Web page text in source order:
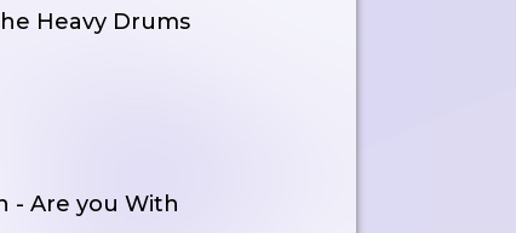
Heavy Drums
- Are you With